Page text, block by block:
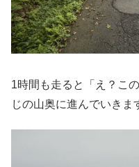
1時間も走ると「え？こ
じの山奥に進んでいきま